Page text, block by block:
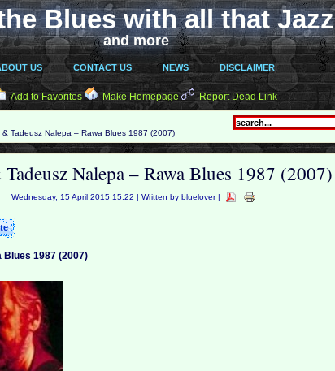
Blues with all that Jazz
and more
US CONTACT US NEWS DISCLAIMER
Add to Favorites Make Homepage Report Dead Link
& Tadeusz Nalepa – Rawa Blues 1987 (2007)
Nalepa – Rawa Blues 1987 (2007)
Wednesday, 15 April 2015 15:22 | Written by bluelover |
Blues 1987 (2007)